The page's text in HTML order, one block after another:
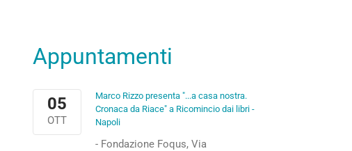
Appuntamenti
05
OTT
Marco Rizzo presenta "...a casa nostra.
Cronaca da Riace" a Ricomincio dai libri -
Napoli
- Fondazione Foqus, Via